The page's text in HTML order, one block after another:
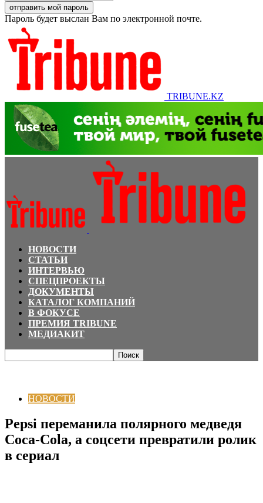
Пароль будет выслан Вам по электронной почте.
TRIBUNE.KZ
НОВОСТИ
СТАТЬИ
ИНТЕРВЬЮ
СПЕЦПРОЕКТЫ
ДОКУМЕНТЫ
КАТАЛОГ КОМПАНИЙ
В ФОКУСЕ
ПРЕМИЯ TRIBUNE
МЕДИАКИТ
НОВОСТИ
Pepsi переманила полярного медведя
Coca-Cola, а соцсети превратили ролик
в сериал